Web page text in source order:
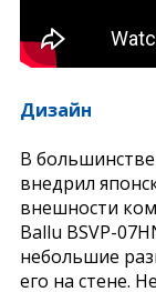
Дизайн
В
внедрил
внешности
Ballu BSVP-
небольшие
его на стене.